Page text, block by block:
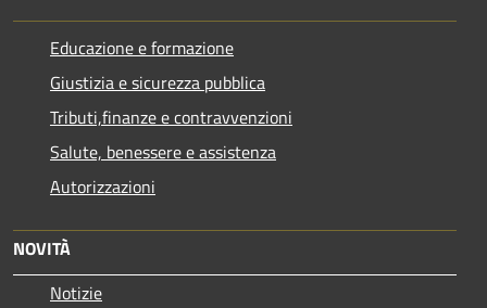
Educazione e formazione
Giustizia e sicurezza pubblica
Tributi,finanze e contravvenzioni
Salute, benessere e assistenza
Autorizzazioni
NOVITÀ
Notizie